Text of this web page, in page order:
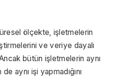
ölçekte, işletmelerin
ve veriye dayalı
bütün işletmelerin aynı
aynı işi yapmadığını